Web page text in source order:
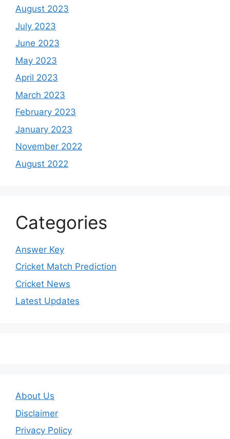
August 2023
July 2023
June 2023
May 2023
April 2023
March 2023
February 2023
January 2023
November 2022
August 2022
Categories
Answer Key
Cricket Match Prediction
Cricket News
Latest Updates
About Us
Disclaimer
Privacy Policy